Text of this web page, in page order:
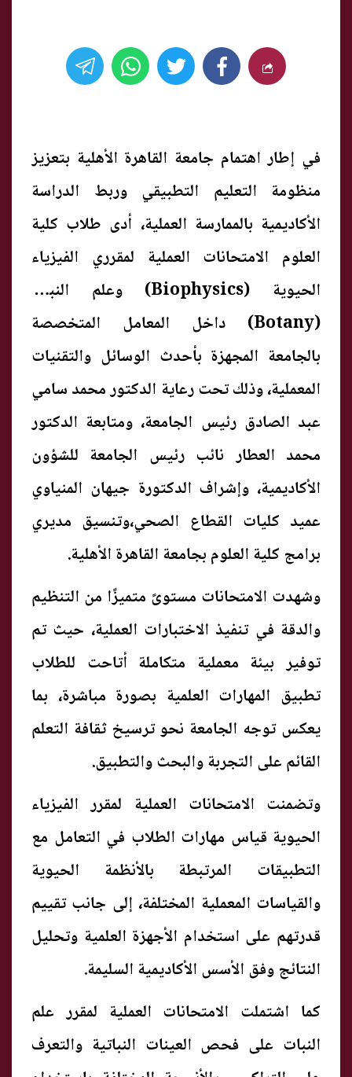
في إطار اهتمام جامعة القاهرة الأهلية بتعزيز
منظومة التعليم التطبيقي وربط الدراسة
الأكاديمية بالممارسة العملية، أدى طلاب كلية
العلوم الامتحانات العملية لمقرري الفيزياء
الحيوية (Biophysics) وعلم النبات
(Botany) داخل المعامل المتخصصة
بالجامعة المجهزة بأحدث الوسائل والتقنيات
المعملية، وذلك تحت رعاية الدكتور محمد سامي
عبد الصادق رئيس الجامعة، ومتابعة الدكتور
محمد العطار نائب رئيس الجامعة للشؤون
الأكاديمية، وإشراف الدكتورة جيهان المنياوي
عميد كليات القطاع الصحي،وتنسيق مديري
برامج كلية العلوم بجامعة القاهرة الأهلية.
وشهدت الامتحانات مستوىً متميزًا من التنظيم
والدقة في تنفيذ الاختبارات العملية، حيث تم
توفير بيئة معملية متكاملة أتاحت للطلاب
تطبيق المهارات العلمية بصورة مباشرة، بما
يعكس توجه الجامعة نحو ترسيخ ثقافة التعلم
القائم على التجربة والبحث والتطبيق.
وتضمنت الامتحانات العملية لمقرر الفيزياء
الحيوية قياس مهارات الطلاب في التعامل مع
التطبيقات المرتبطة بالأنظمة الحيوية
والقياسات المعملية المختلفة، إلى جانب تقييم
قدرتهم على استخدام الأجهزة العلمية وتحليل
النتائج وفق الأسس الأكاديمية السليمة.
كما اشتملت الامتحانات العملية لمقرر علم
النبات على فحص العينات النباتية والتعرف